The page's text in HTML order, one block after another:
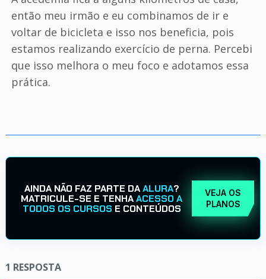
então meu irmão e eu combinamos de ir e
voltar de bicicleta e isso nos beneficia, pois
estamos realizando exercício de perna. Percebi
que isso melhora o meu foco e adotamos essa
prática.
AINDA NÃO FAZ PARTE DAALURA?
MATRICULE-SE E TENHAACESSO A
TODOS OS CURSOS E CONTEÚDOS
VEJA OS
PLANOS
1 RESPOSTA